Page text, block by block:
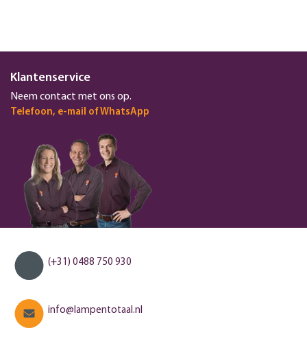
Klantenservice
Neem contact met ons op.
Telefoon, e-mail of WhatsApp
(+31) 0488 750 930
info@lampentotaal.nl